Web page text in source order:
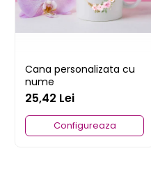
Cana personalizata cu
nume
25,42 Lei
Configureaza